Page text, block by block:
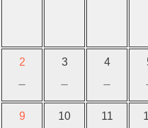
2
－
3
－
4
－
9 10 11